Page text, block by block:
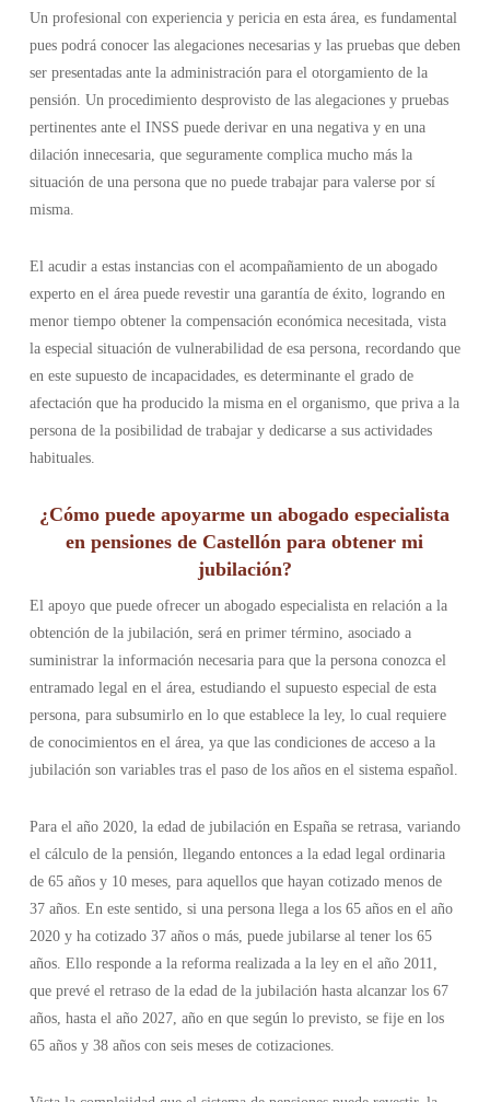
Un profesional con experiencia y pericia en esta área, es fundamental
pues podrá conocer las alegaciones necesarias y las pruebas que deben
ser presentadas ante la administración para el otorgamiento de la
pensión. Un procedimiento desprovisto de las alegaciones y pruebas
pertinentes ante el INSS puede derivar en una negativa y en una
dilación innecesaria, que seguramente complica mucho más la
situación de una persona que no puede trabajar para valerse por sí
misma.
El acudir a estas instancias con el acompañamiento de un abogado
experto en el área puede revestir una garantía de éxito, logrando en
menor tiempo obtener la compensación económica necesitada, vista
la especial situación de vulnerabilidad de esa persona, recordando que
en este supuesto de incapacidades, es determinante el grado de
afectación que ha producido la misma en el organismo, que priva a la
persona de la posibilidad de trabajar y dedicarse a sus actividades
habituales.
¿Cómo puede apoyarme un abogado especialista
en pensiones de Castellón para obtener mi
jubilación?
El apoyo que puede ofrecer un abogado especialista en relación a la
obtención de la jubilación, será en primer término, asociado a
suministrar la información necesaria para que la persona conozca el
entramado legal en el área, estudiando el supuesto especial de esta
persona, para subsumirlo en lo que establece la ley, lo cual requiere
de conocimientos en el área, ya que las condiciones de acceso a la
jubilación son variables tras el paso de los años en el sistema español.
Para el año 2020, la edad de jubilación en España se retrasa, variando
el cálculo de la pensión, llegando entonces a la edad legal ordinaria
de 65 años y 10 meses, para aquellos que hayan cotizado menos de
37 años. En este sentido, si una persona llega a los 65 años en el año
2020 y ha cotizado 37 años o más, puede jubilarse al tener los 65
años. Ello responde a la reforma realizada a la ley en el año 2011,
que prevé el retraso de la edad de la jubilación hasta alcanzar los 67
años, hasta el año 2027, año en que según lo previsto, se fije en los
65 años y 38 años con seis meses de cotizaciones.